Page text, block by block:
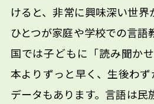
けると、非常に興味深い世界
ひとつが家庭や学校での言語
国では子どもに「読み聞か
本よりずっと早く、生後わ
データもあります。言語は民